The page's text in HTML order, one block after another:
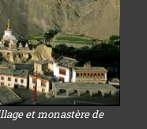
et monastère de